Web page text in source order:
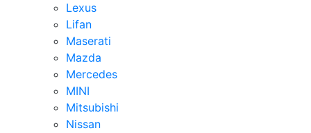
Lexus
Lifan
Maserati
Mazda
Mercedes
MINI
Mitsubishi
Nissan